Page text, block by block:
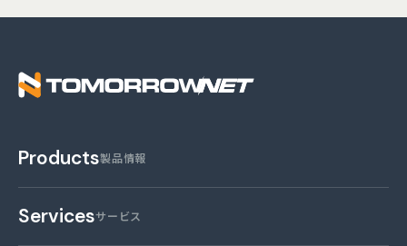
株式会社トゥモロー
Products製品情報
Servicesサービス